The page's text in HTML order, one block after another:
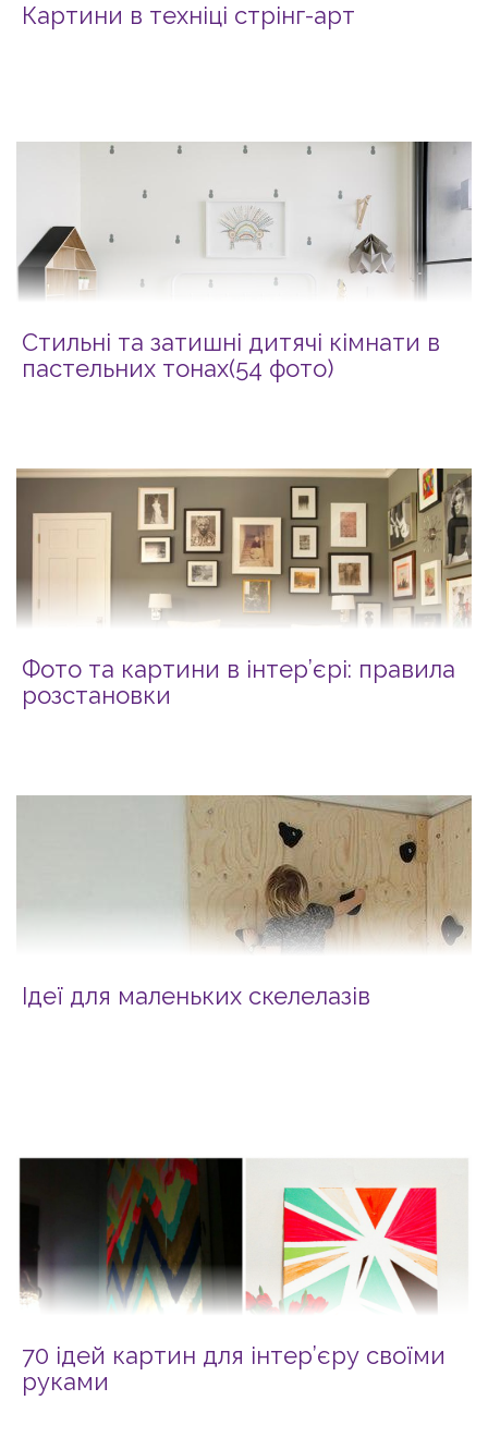
Картини в техніці стрінг-арт
Стильні та затишні дитячі кімнати в
пастельних тонах(54 фото)
Фото та картини в інтер’єрі: правила
розстановки
Ідеї для маленьких скелелазів
70 ідей картин для інтер’єру своїми
руками